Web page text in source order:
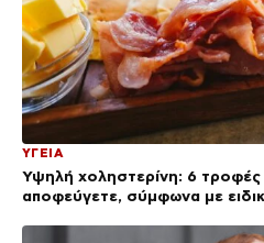
ΥΓΕΙΑ
Υψηλή χοληστερίνη: 6 τροφές
αποφεύγετε, σύμφωνα με